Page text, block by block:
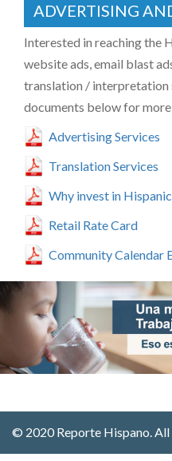
ADVERTISING
Interested in reaching the
website ads, email blast
translation / interpretation
documents below for
Advertising Services
Translation Services
Why invest in
Retail Rate Card
Community Calendar
© 2020 Reporte Hispano. All